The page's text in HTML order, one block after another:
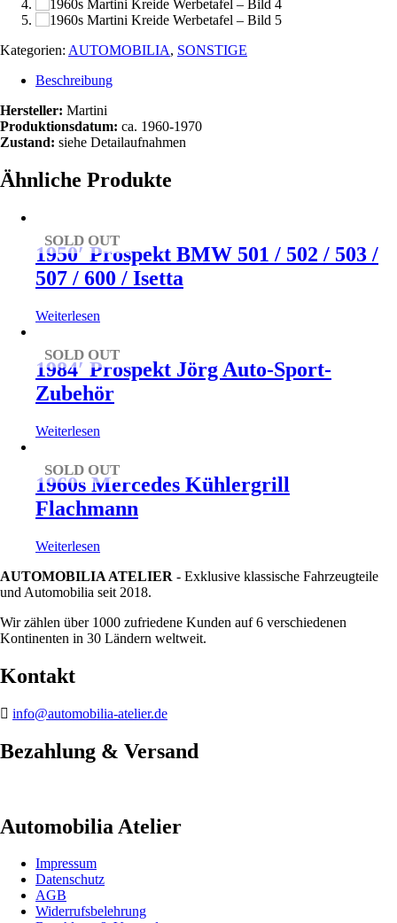
Kategorien: AUTOMOBILIA, SONSTIGE
Beschreibung
Hersteller: Martini
Produktionsdatum: ca. 1960-1970
Zustand: siehe Detailaufnahmen
Ähnliche Produkte
SOLD OUT
1950′ Prospekt BMW 501 / 502 / 503 /
507 / 600 / Isetta
Weiterlesen
SOLD OUT
1984′ Prospekt Jörg Auto-Sport-
Zubehör
Weiterlesen
SOLD OUT
1960s Mercedes Kühlergrill
Flachmann
Weiterlesen
AUTOMOBILIA ATELIER - Exklusive klassische Fahrzeugteile
und Automobilia seit 2018.
Wir zählen über 1000 zufriedene Kunden auf 6 verschiedenen
Kontinenten in 30 Ländern weltweit.
Kontakt
info@automobilia-atelier.de
Bezahlung & Versand
Automobilia Atelier
Impressum
Datenschutz
AGB
Widerrufsbelehrung